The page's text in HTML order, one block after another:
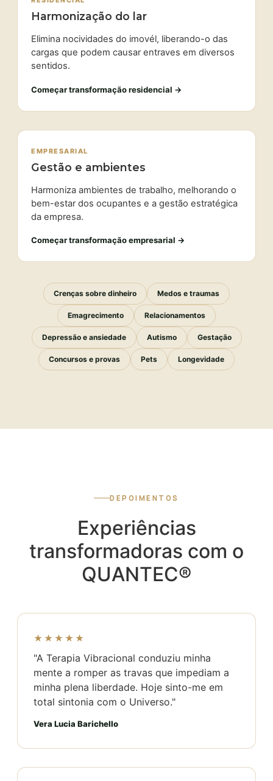
Harmonização do lar
Elimina nocividades do imovél, liberando-o das
cargas que podem causar entraves em diversos
sentidos.
Começar transformação residencial →
EMPRESARIAL
Gestão e ambientes
Harmoniza ambientes de trabalho, melhorando o
bem-estar dos ocupantes e a gestão estratégica
da empresa.
Começar transformação empresarial →
Crenças sobre dinheiro Medos e traumas
Emagrecimento Relacionamentos
Depressão e ansiedade Autismo Gestação
Concursos e provas Pets Longevidade
DEPOIMENTOS
Experiências
transformadoras com o
QUANTEC®
★★★★★
"A Terapia Vibracional conduziu minha
mente a romper as travas que impediam a
minha plena liberdade. Hoje sinto-me em
total sintonia com o Universo."
Vera Lucia Barichello